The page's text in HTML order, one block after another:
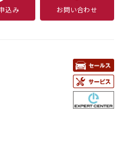
込み お問い合わせ